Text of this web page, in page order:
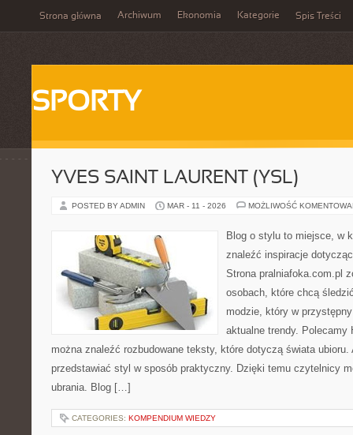
Strona główna Archiwum Ekonomia Kategorie Spis Treści
SPORTY
YVES SAINT LAURENT (YSL)
POSTED BY ADMIN MAR - 11 - 2026 MOŻLIWOŚĆ
Blog o stylu to miejsce, w
znaleźć inspiracje
Strona pralniafoka.com.pl
osobach, które chcą
modzie, który w
aktualne trendy. Polecamy
można znaleźć rozbudowane teksty, które dotyczą świata
przedstawiać styl w sposób praktyczny. Dzięki temu czytelnicy
ubrania. Blog […]
CATEGORIES: KOMPENDIUM WIEDZY